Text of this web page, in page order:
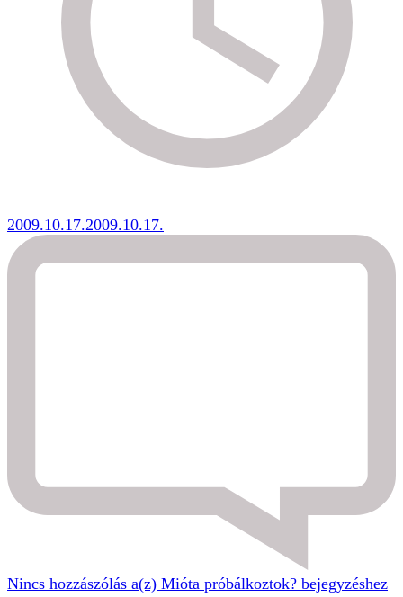
2009.10.17.2009.10.17.
Nincs hozzászólás a(z) Mióta próbálkoztok? bejegyzéshez